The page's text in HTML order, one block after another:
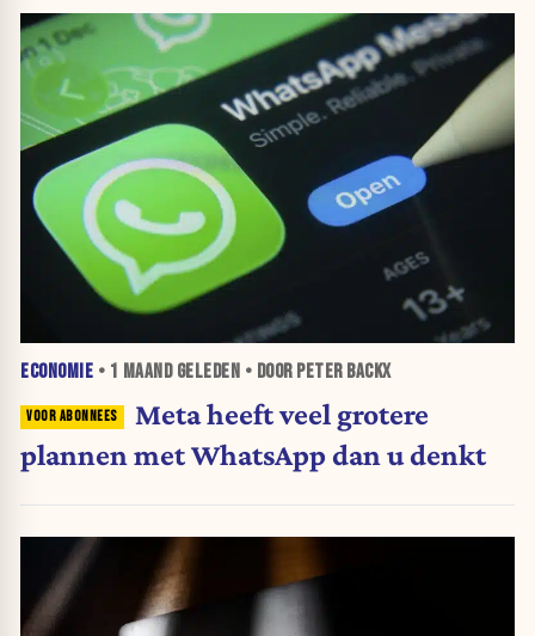
ECONOMIE • 1 MAANDGELEDEN • DOOR PETER BACKX
Meta heeft veel grotere
plannen met WhatsApp dan u denkt